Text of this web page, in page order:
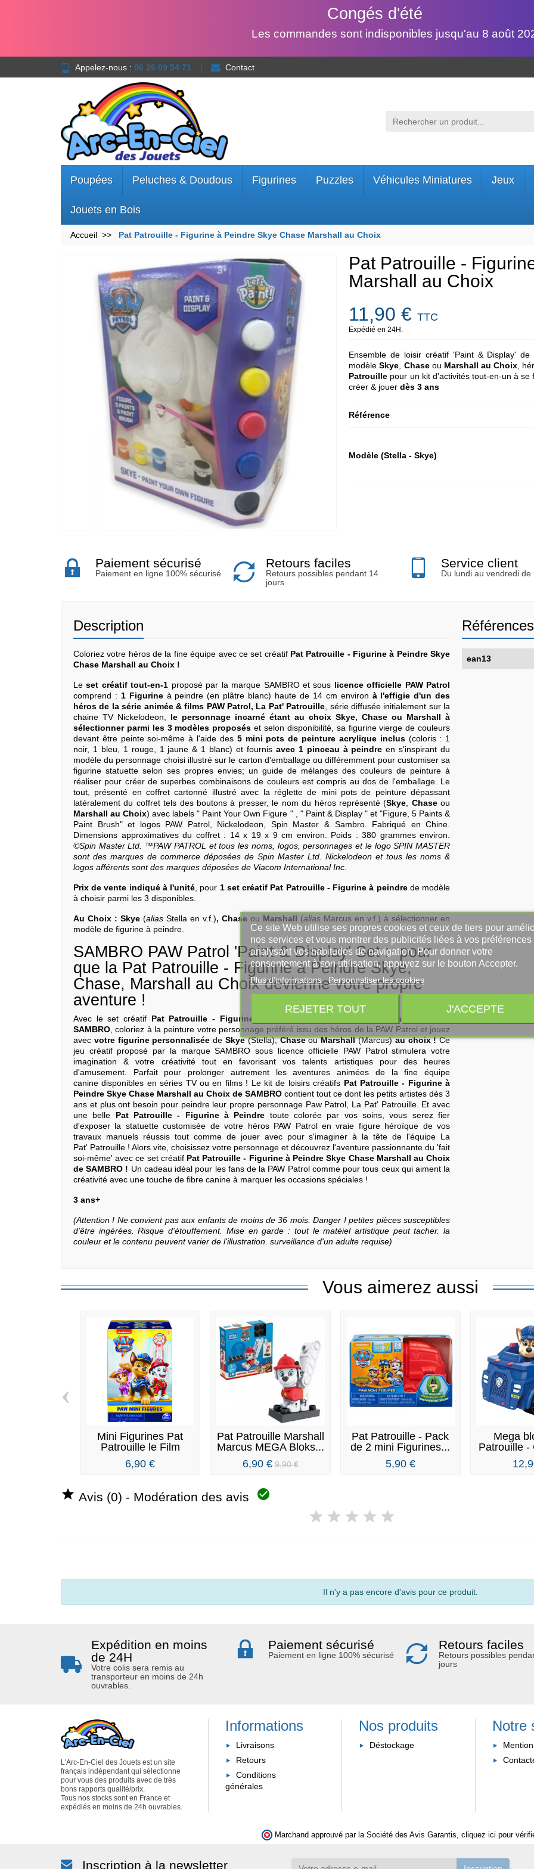
Congés d'été
Les commandes sont indisponibles jusqu'au 8 août
Appelez-nous : 06 26 09 54 71 Contact
Poupées Peluches & Doudous Figurines Puzzles Véhicules Miniatures Jeux
Jouets en Bois
Accueil Pat Patrouille - Figurine à Peindre Skye Chase Marshall au Choix
Pat Patrouille -
Marshall au Choix
11,90 €TTC
Expédié en 24H.
Ensemble de loisir créatif 'Paint & Display' de
modèleSkye Chaseou Marshall au Choix ,
Patrouille pour un kit d'activités tout-en-un à se
créer & jouerdès 3 ans
Référence
Modèle (Stella - Skye)
Paiement sécurisé
Paiement en ligne 100% sécurisé
Retours faciles
Retours possibles pendant 14
jours
Service client
Du lundi au vendredi de
Description
Coloriez votre héros de la fine équipe avec ce set créatif Pat Patrouille - Figurine à Peindre Skye
Chase Marshall au Choix !
Leset créatif tout-en-1 proposé par la marque SAMBRO et sous licence officielle PAW Patrol
comprend : 1 Figurineà peindre (en plâtre blanc) haute de 14 cm environ à l'effigie d'un des
héros de la série animée & films PAW Patrol, La Pat' Patrouille, série diffusée initialement sur la
chaine TV Nickelodeon, le personnage incarné étant au choix Skye, Chase ou Marshall à
sélectionner parmi les 3 modèles proposés et selon disponibilité, sa figurine vierge de couleurs
devant être peinte soi-même à l'aide des 5 mini pots de peinture acrylique inclus(coloris : 1
noir, 1 bleu, 1 rouge, 1 jaune & 1 blanc) et fournis avec 1 pinceau à peindre en s'inspirant du
modèle du personnage choisi illustré sur le carton d'emballage ou différemment pour customiser sa
figurine statuette selon ses propres envies; un guide de mélanges des couleurs de peinture à
réaliser pour créer de superbes combinaisons de couleurs est compris au dos de l'emballage. Le
tout, présenté en coffret cartonné illustré avec la réglette de mini pots de peinture dépassant
latéralement du coffret tels des boutons à presser, le nom du héros représenté (Skye, Chaseou
Marshall au Choix) avec labels " Paint Your Own Figure " , " Paint & Display " et "Figure, 5 Paints &
Paint Brush" et logos PAW Patrol, Nickelodeon, Spin Master & Sambro. Fabriqué en Chine.
Dimensions approximatives du coffret : 14 x 19 x 9 cm environ. Poids : 380 grammes environ.
©Spin Master Ltd. ™PAW PATROL et tous les noms, logos, personnages et le logo SPIN MASTER
sont des marques de commerce déposées de Spin Master Ltd. Nickelodeon et tous les noms &
logos afférents sont des marques déposées de Viacom International Inc.
Prix de vente indiqué à l'unité, pour 1 set créatif Pat Patrouille - Figurine à peindrede modèle
à choisir parmi les 3 disponibles.
Au Choix : Skye(alias Stella en v.f.), Chase ou Marshall (alias Marcus en v.f.) à sélectionner en
modèle de figurine à peindre.
SAMBRO PAW Patrol 'Paint & Display' Set : pour
que la Pat Patrouille - Figurine à Peindre Skye,
Chase, Marshall au Choix devienne votre propre
aventure !
Avec le set créatif Pat Patrouille - Figurine à Peindre Skye Chase Marshall au Choix de
SAMBRO, coloriez à la peinture votre personnage préféré issu des héros de la PAW Patrol et jouez
avec votre figurine personnalisée de Skye(Stella),ChaseouMarshall(Marcus)au choix !Ce
jeu créatif proposé par la marque SAMBRO sous licence officielle PAW Patrol stimulera votre
imagination & votre créativité tout en favorisant vos talents artistiques pour des heures
d'amusement. Parfait pour prolonger autrement les aventures animées de la fine équipe
canine disponibles en séries TV ou en films ! Le kit de loisirs créatifs Pat Patrouille - Figurine à
Peindre Skye Chase Marshall au Choix de SAMBROcontient tout ce dont les petits artistes dès 3
ans et plus ont besoin pour peindre leur propre personnage Paw Patrol, La Pat' Patrouille. Et avec
une belle Pat Patrouille - Figurine à Peindre toute colorée par vos soins, vous serez fier
d'exposer la statuette customisée de votre héros PAW Patrol en vraie figure héroïque de vos
travaux manuels réussis tout comme de jouer avec pour s'imaginer à la tête de l'équipe La
Pat' Patrouille ! Alors vite, choisissez votre personnage et découvrez l'aventure passionnante du 'fait
soi-même' avec ce set créatif Pat Patrouille - Figurine à Peindre Skye Chase Marshall au Choix
de SAMBRO ! Un cadeau idéal pour les fans de la PAW Patrol comme pour tous ceux qui aiment la
créativité avec une touche de fibre canine à marquer les occasions spéciales !
3 ans+
(Attention ! Ne convient pas aux enfants de moins de 36 mois. Danger ! petites pièces susceptibles
d'être ingérées. Risque d'étouffement. Mise en garde : tout le matéiel artistique peut tacher. la
couleur et le contenu peuvent varier de l'illustration. surveillance d'un adulte requise)
ean13
Vous aimerez aussi
Mini Figurines Pat
Patrouille le Film
6,90 €
Pat Patrouille Marshall
Marcus MEGA Bloks...
6,90 € 9,90 €
Pat Patrouille - Pack
de 2 mini Figurines...
5,90 €
Mega
Patrouille -
‹
 Avis (0) - Modération des avis 
Il n'y a pas encore d'avis pour ce produit.
Expédition en moins
de 24H
Votre colis sera remis au
transporteur en moins de 24h
ouvrables.
Paiement sécurisé
Paiement en ligne 100% sécurisé
Retours faciles
Retours possibles
jours
L'Arc-En-Ciel des Jouets est un site
français indépendant qui sélectionne
pour vous des produits avec de très
bons rapports qualité/prix.
Tous nos stocks sont en France et
expédiés en moins de 24h ouvrables.
Informations
Livraisons
Retours
Conditions
générales
Nos produits
Déstockage
Notre
Marchand approuvé par la Société des Avis Garantis, cliquez ici pour
Ce site Web utilise ses propres cookies et ceux de tiers pour
nos services et vous montrer des publicités liées à vos préférences
analysant vos habitudes de navigation. Pour donner votre
consentement à son utilisation, appuyez sur le bouton Accepter.
Plus d'informations Personnaliser les cookies
REJETER TOUT J'ACCEPTE
Inscription à la newsletter